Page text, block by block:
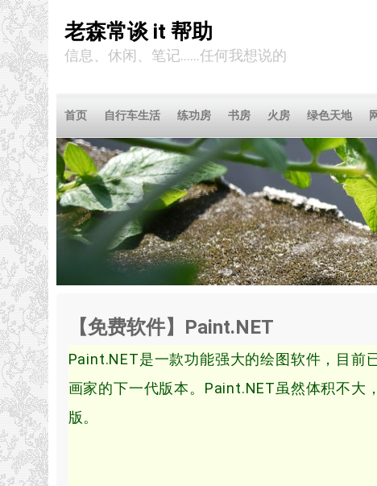
老森常谈 it 帮助
信息、休闲、笔记……任何我想说的
首页 自行车生活 练功房 书房 火房 绿色天地
【免费软件】Paint.NET
Paint.NET是一款功能强大的绘图软件，目前
画家的下一代版本。Paint.NET虽然体积不
版。